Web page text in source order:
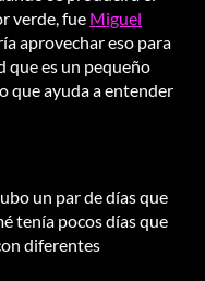
verde, fue Miguel
aprovechar eso para
que es un pequeño
que ayuda a entender
un par de días que
tenía pocos días que
diferentes